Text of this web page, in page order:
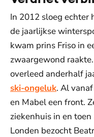
In 2012 sloeg echter
de jaarlijkse
kwam prins Friso in
zwaargewond
overleed anderhalf
ski-ongeluk. Al
en Mabel een front.
ziekenhuis in en
Londen bezocht